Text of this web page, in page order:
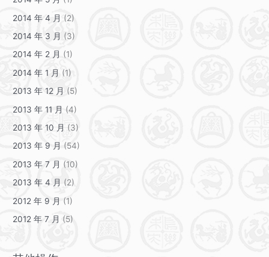
2014 年 4 月 (2)
2014 年 3 月 (3)
2014 年 2 月 (1)
2014 年 1 月 (1)
2013 年 12 月 (5)
2013 年 11 月 (4)
2013 年 10 月 (3)
2013 年 9 月 (54)
2013 年 7 月 (10)
2013 年 4 月 (2)
2012 年 9 月 (1)
2012 年 7 月 (5)